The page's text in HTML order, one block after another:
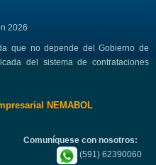
2026
que no depende del Gobierno de
del sistema de contrataciones
NEMABOL
Comuníquese con nosotros:
(591) 62390060